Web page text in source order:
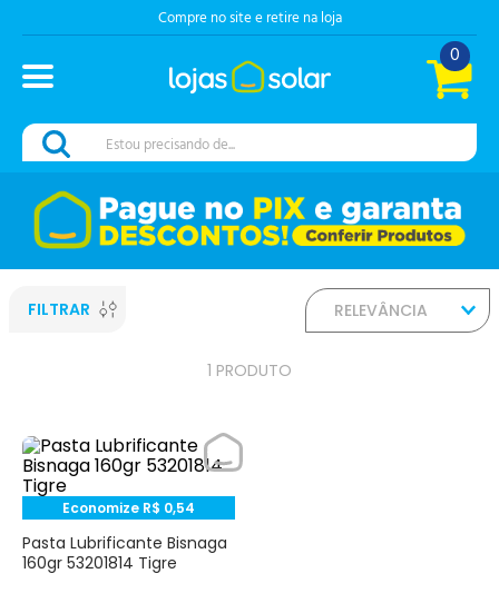
Compre no site e retire na loja
0
Estou precisando de...
FILTRAR RELEVÂNCIA
1 PRODUTO
Economize R$ 0,54
Pasta Lubrificante Bisnaga
160gr 53201814 Tigre